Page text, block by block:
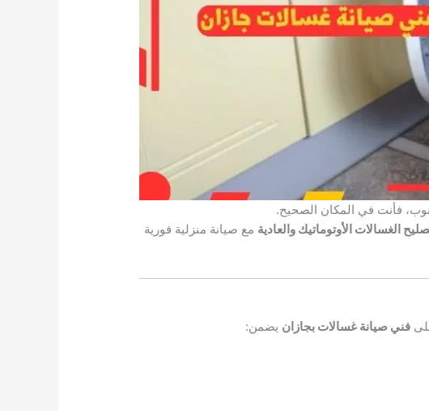
فأنت في المكان الصحيح.
الغسالات الأوتوماتيك والعادية مع صيانة منزلية فورية
فني صيانة غسالات بجازان يضمن: